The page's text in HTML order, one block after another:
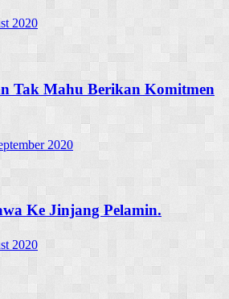
2020
Tak Mahu Berikan Komitmen
2020
Ke Jinjang Pelamin.
2020